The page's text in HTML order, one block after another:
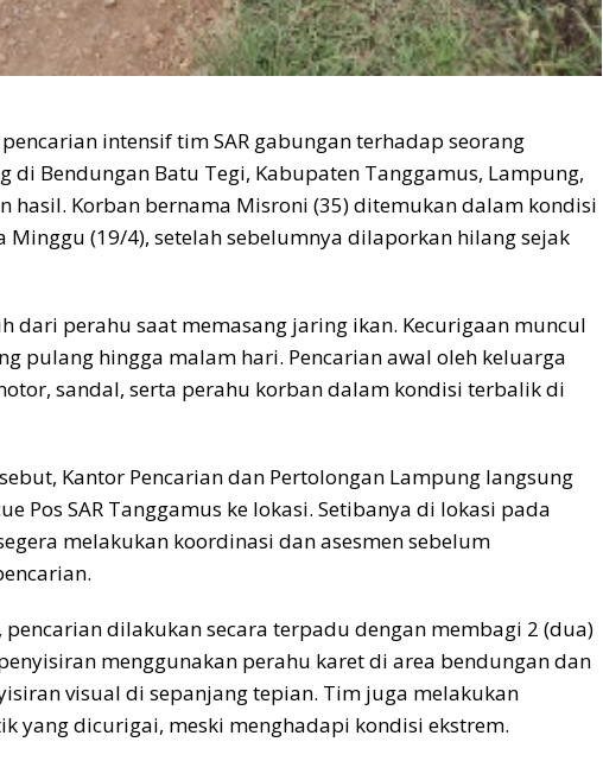
intensif tim SAR gabungan terhadap seorang
di Bendungan Batu Tegi, Kabupaten Tanggamus, Lampung,
hasil. Korban bernama Misroni (35) ditemukan dalam kondisi
(19/4), setelah sebelumnya dilaporkan hilang sejak
dari perahu saat memasang jaring ikan. Kecurigaan muncul
pulang hingga malam hari. Pencarian awal oleh keluarga
sandal, serta perahu korban dalam kondisi terbalik di
Kantor Pencarian dan Pertolongan Lampung langsung
Pos SAR Tanggamus ke lokasi. Setibanya di lokasi pada
melakukan koordinasi dan asesmen sebelum
dilakukan secara terpadu dengan membagi 2 (dua)
menggunakan perahu karet di area bendungan dan
visual di sepanjang tepian. Tim juga melakukan
yang dicurigai, meski menghadapi kondisi ekstrem.